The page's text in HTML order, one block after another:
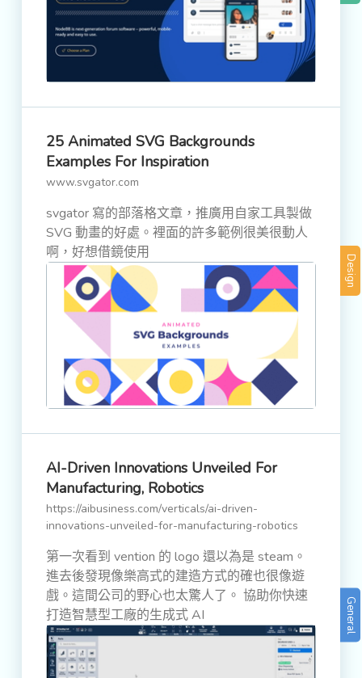
25 Animated SVG Backgrounds
Examples For Inspiration
www.svgator.com
svgator 寫的部落格文章，推廣用自家工具製做
SVG 動畫的好處。裡面的許多範例很美很動人
啊，好想借鏡使用
Design
AI-Driven Innovations Unveiled For
Manufacturing, Robotics
https://aibusiness.com/verticals/ai-driven-
innovations-unveiled-for-manufacturing-robotics
第一次看到 vention 的 logo 還以為是 steam。
進去後發現像樂高式的建造方式的確也很像遊
戲。這間公司的野心也太驚人了。 協助你快速
打造智慧型工廠的生成式 AI
General